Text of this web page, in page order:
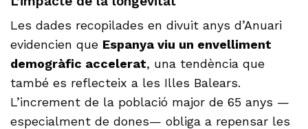
Les dades recopilades en divuit anys d’Anuari
evidencien que Espanya viu un envelliment
demogràfic accelerat, una tendència que
també es reflecteix a les Illes Balears.
L’increment de la població major de 65 anys —
especialment de dones— obliga a repensar les